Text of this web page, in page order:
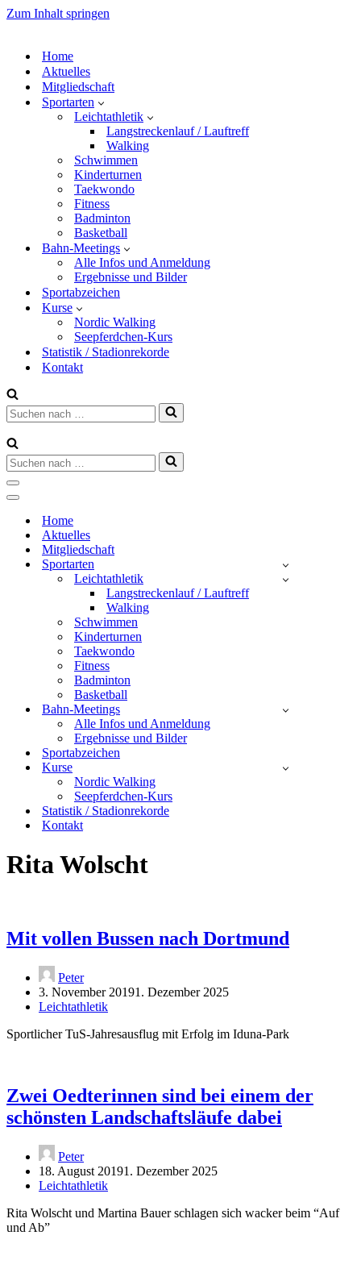
Zum Inhalt springen
Home
Aktuelles
Mitgliedschaft
Sportarten
Leichtathletik
Langstreckenlauf / Lauftreff
Walking
Schwimmen
Kinderturnen
Taekwondo
Fitness
Badminton
Basketball
Bahn-Meetings
Alle Infos und Anmeldung
Ergebnisse und Bilder
Sportabzeichen
Kurse
Nordic Walking
Seepferdchen-Kurs
Statistik / Stadionrekorde
Kontakt
Suchen
nach …
Suchen
nach …
Navigationsmenü
Navigationsmenü
Home
Aktuelles
Mitgliedschaft
Sportarten
Leichtathletik
Langstreckenlauf / Lauftreff
Walking
Schwimmen
Kinderturnen
Taekwondo
Fitness
Badminton
Basketball
Bahn-Meetings
Alle Infos und Anmeldung
Ergebnisse und Bilder
Sportabzeichen
Kurse
Nordic Walking
Seepferdchen-Kurs
Statistik / Stadionrekorde
Kontakt
Rita Wolscht
Mit vollen Bussen nach Dortmund
Peter
3. November 20191. Dezember 2025
Leichtathletik
Sportlicher TuS-Jahresausflug mit Erfolg im Iduna-Park
Zwei Oedterinnen sind bei einem der
schönsten Landschaftsläufe dabei
Peter
18. August 20191. Dezember 2025
Leichtathletik
Rita Wolscht und Martina Bauer schlagen sich wacker beim “Auf
und Ab”